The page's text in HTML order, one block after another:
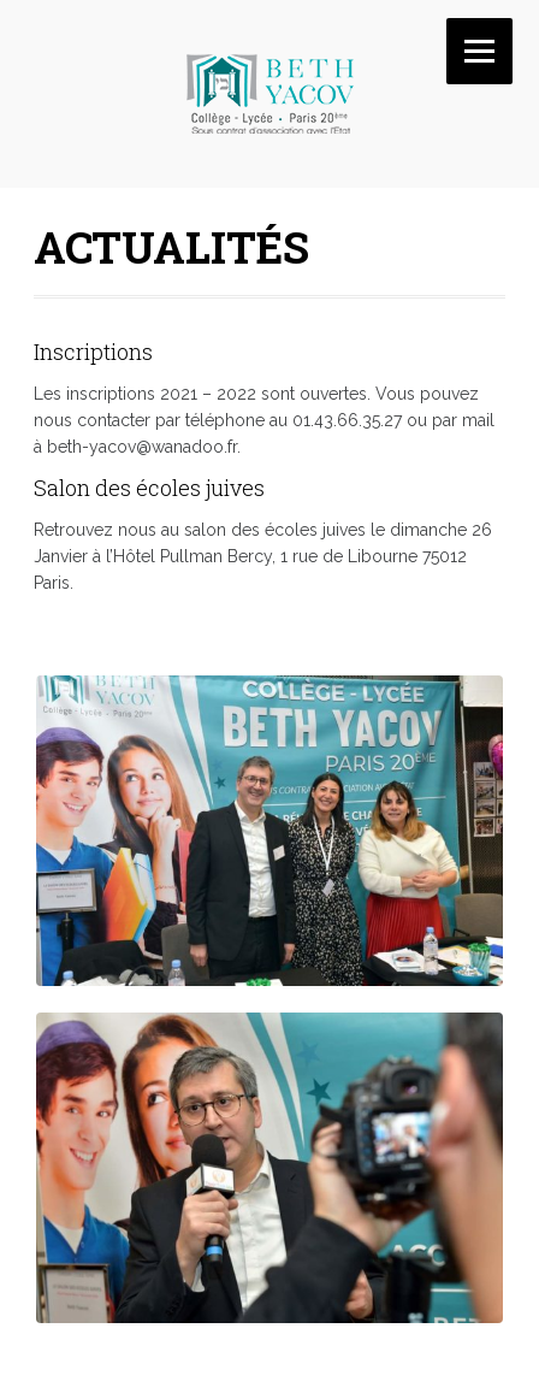
ACTUALITÉS
Inscriptions
Les inscriptions 2021 – 2022 sont ouvertes. Vous pouvez
nous contacter par téléphone au 01.43.66.35.27 ou par mail
à beth-yacov@wanadoo.fr.
Salon des écoles juives
Retrouvez nous au salon des écoles juives le dimanche 26
Janvier à l’Hôtel Pullman Bercy, 1 rue de Libourne 75012
Paris.